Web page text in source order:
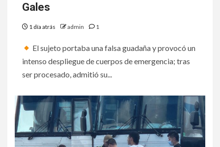
Gales
1 día atrás admin 1
El sujeto portaba una falsa guadaña y provocó un
intenso despliegue de cuerpos de emergencia; tras
ser procesado, admitió su...